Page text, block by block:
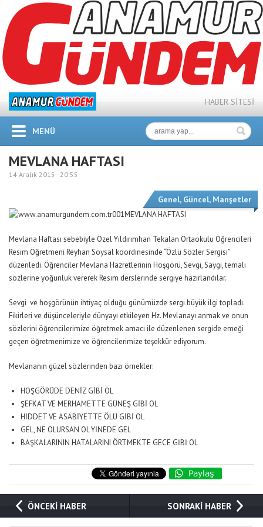
HABER SİTESİ
MENÜ
MEVLANA HAFTASI
14 Aralık 2015 - 20:55
Genel, Güncel, Manşetler
MEVLANA HAFTASI
Mevlana Haftası sebebiyle Özel Yıldırımhan Tekalan Ortaokulu Öğrencileri
Resim Öğretmeni Reyhan Soysal koordinesinde “Özlü Sözler Sergisi”
düzenledi. Öğrenciler Mevlana Hazretlerinin Hoşgörü, Sevgi, Saygı, temalı
sözlerine yoğunluk vererek Resim derslerinde sergiye hazırlandılar.
Sevgi ve hoşgörünün ihtiyaç olduğu günümüzde sergi büyük ilgi topladı.
Fikirleri ve düşünceleriyle dünyayı etkileyen Hz. Mevlanayı anmak ve onun
sözlerini öğrencilerimize öğretmek amacı ile düzenlenen sergide emeği
geçen öğretmenimize ve öğrencilerimize teşekkür ediyorum.
Mevlananın güzel sözlerinden bazı örnekler:
HOŞGÖRÜDE DENİZ GİBİ OL
ŞEFKAT VE MERHAMETTE GÜNEŞ GİBİ OL
HİDDET VE ASABİYETTE ÖLÜ GİBİ OL
GEL, NE OLURSAN OL YİNEDE GEL
BAŞKALARININ HATALARINI ÖRTMEKTE GECE GİBİ OL
ÖNCEKİ HABER SONRAKİ HABER